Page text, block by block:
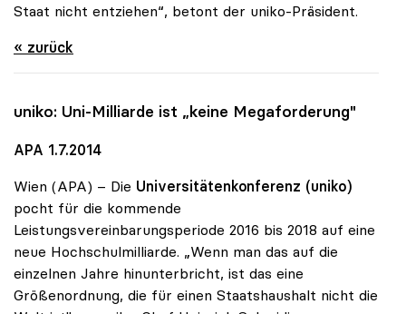
Staat nicht entziehen“, betont der uniko-Präsident.
« zurück
uniko: Uni-Milliarde ist „keine Megaforderung"
APA 1.7.2014
Wien (APA) – Die Universitätenkonferenz (uniko)
pocht für die kommende
Leistungsvereinbarungsperiode 2016 bis 2018 auf eine
neue Hochschulmilliarde. „Wenn man das auf die
einzelnen Jahre hinunterbricht, ist das eine
Größenordnung, die für einen Staatshaushalt nicht die